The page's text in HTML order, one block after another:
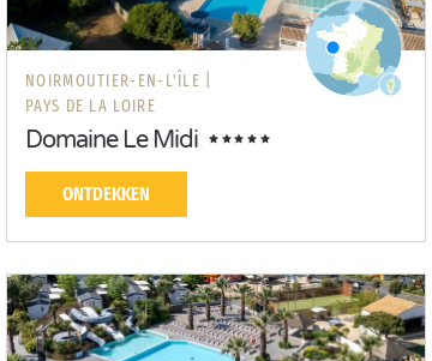
NOIRMOUTIER-EN-L'ÎLE |
PAYS DE LA LOIRE
Domaine Le Midi
ONTDEKKEN